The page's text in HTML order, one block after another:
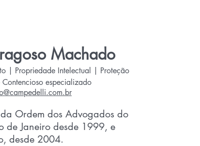
Machado
| Propriedade Intelectual | Proteção
especializado
Ordem dos Advogados do
de Janeiro desde 1999, e
desde 2004.